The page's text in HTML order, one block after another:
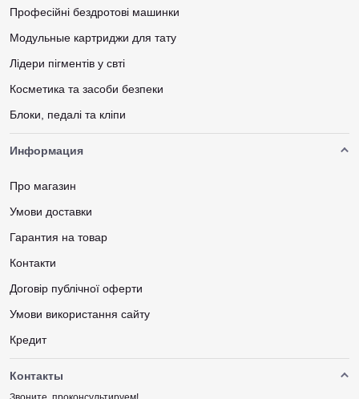
Професійні бездротові машинки
Модульные картриджи для тату
Лідери пігментів у свті
Косметика та засоби безпеки
Блоки, педалі та кліпи
Информация
Про магазин
Умови доставки
Гарантия на товар
Контакти
Договір публічної оферти
Умови використання сайту
Кредит
Контакты